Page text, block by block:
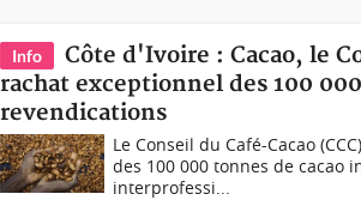
Info
Côte d'Ivoire : Cacao, le
rachat exceptionnel des 100
revendications
Le Conseil du Café-Cacao
des 100 000 tonnes de cacao
interprofessi...